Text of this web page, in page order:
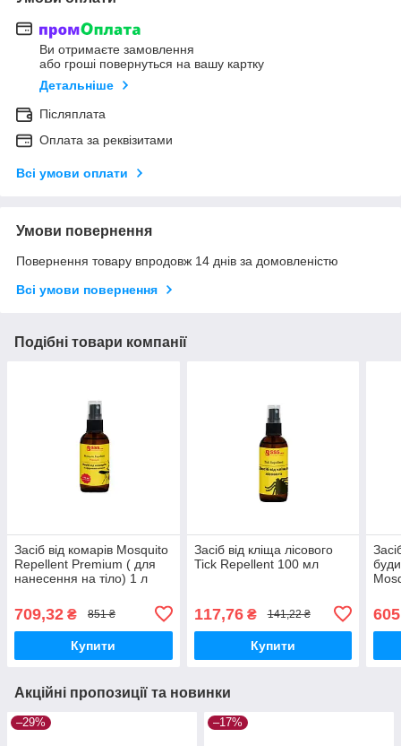
Ви отримаєте замовлення
або гроші повернуться на вашу картку
Детальніше
Післяплата
Оплата за реквізитами
Всі умови оплати
Умови повернення
Повернення товару впродовж 14 днів за домовленістю
Всі умови повернення
Подібні товари компанії
Засіб від комарів Mosquito
Repellent Premium ( для
нанесення на тіло) 1 л
709,32 ₴ 851 ₴
Купити
Засіб від кліща лісового
Tick Repellent 100 мл
117,76₴ 141,22 ₴
Купити
Акційні пропозиції та новинки
–29% –17%